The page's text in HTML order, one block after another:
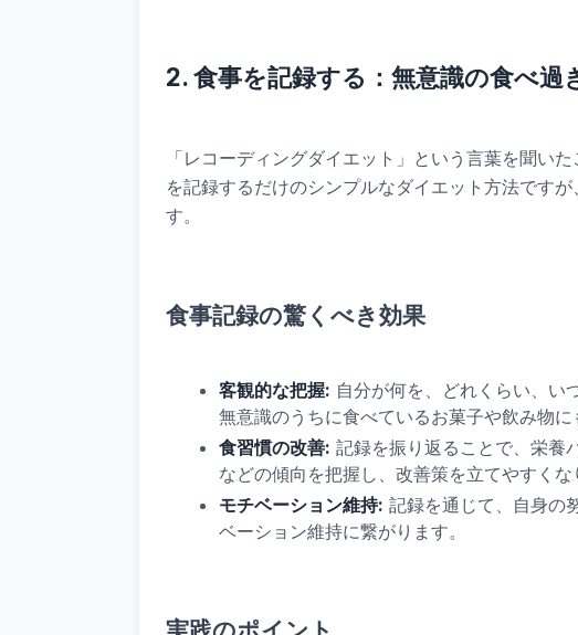
2. 食事を記録する：無意識の食べ過
「レコーディングダイエット」という言葉を聞い
を記録するだけのシンプルなダイエット方法です
す。
食事記録の驚くべき効果
客観的な把握: 自分が何を、どれくらい、い
無意識のうちに食べているお菓子や飲み物に
食習慣の改善: 記録を振り返ることで、栄養
などの傾向を把握し、改善策を立てやすくな
モチベーション維持: 記録を通じて、自身の
ベーション維持に繋がります。